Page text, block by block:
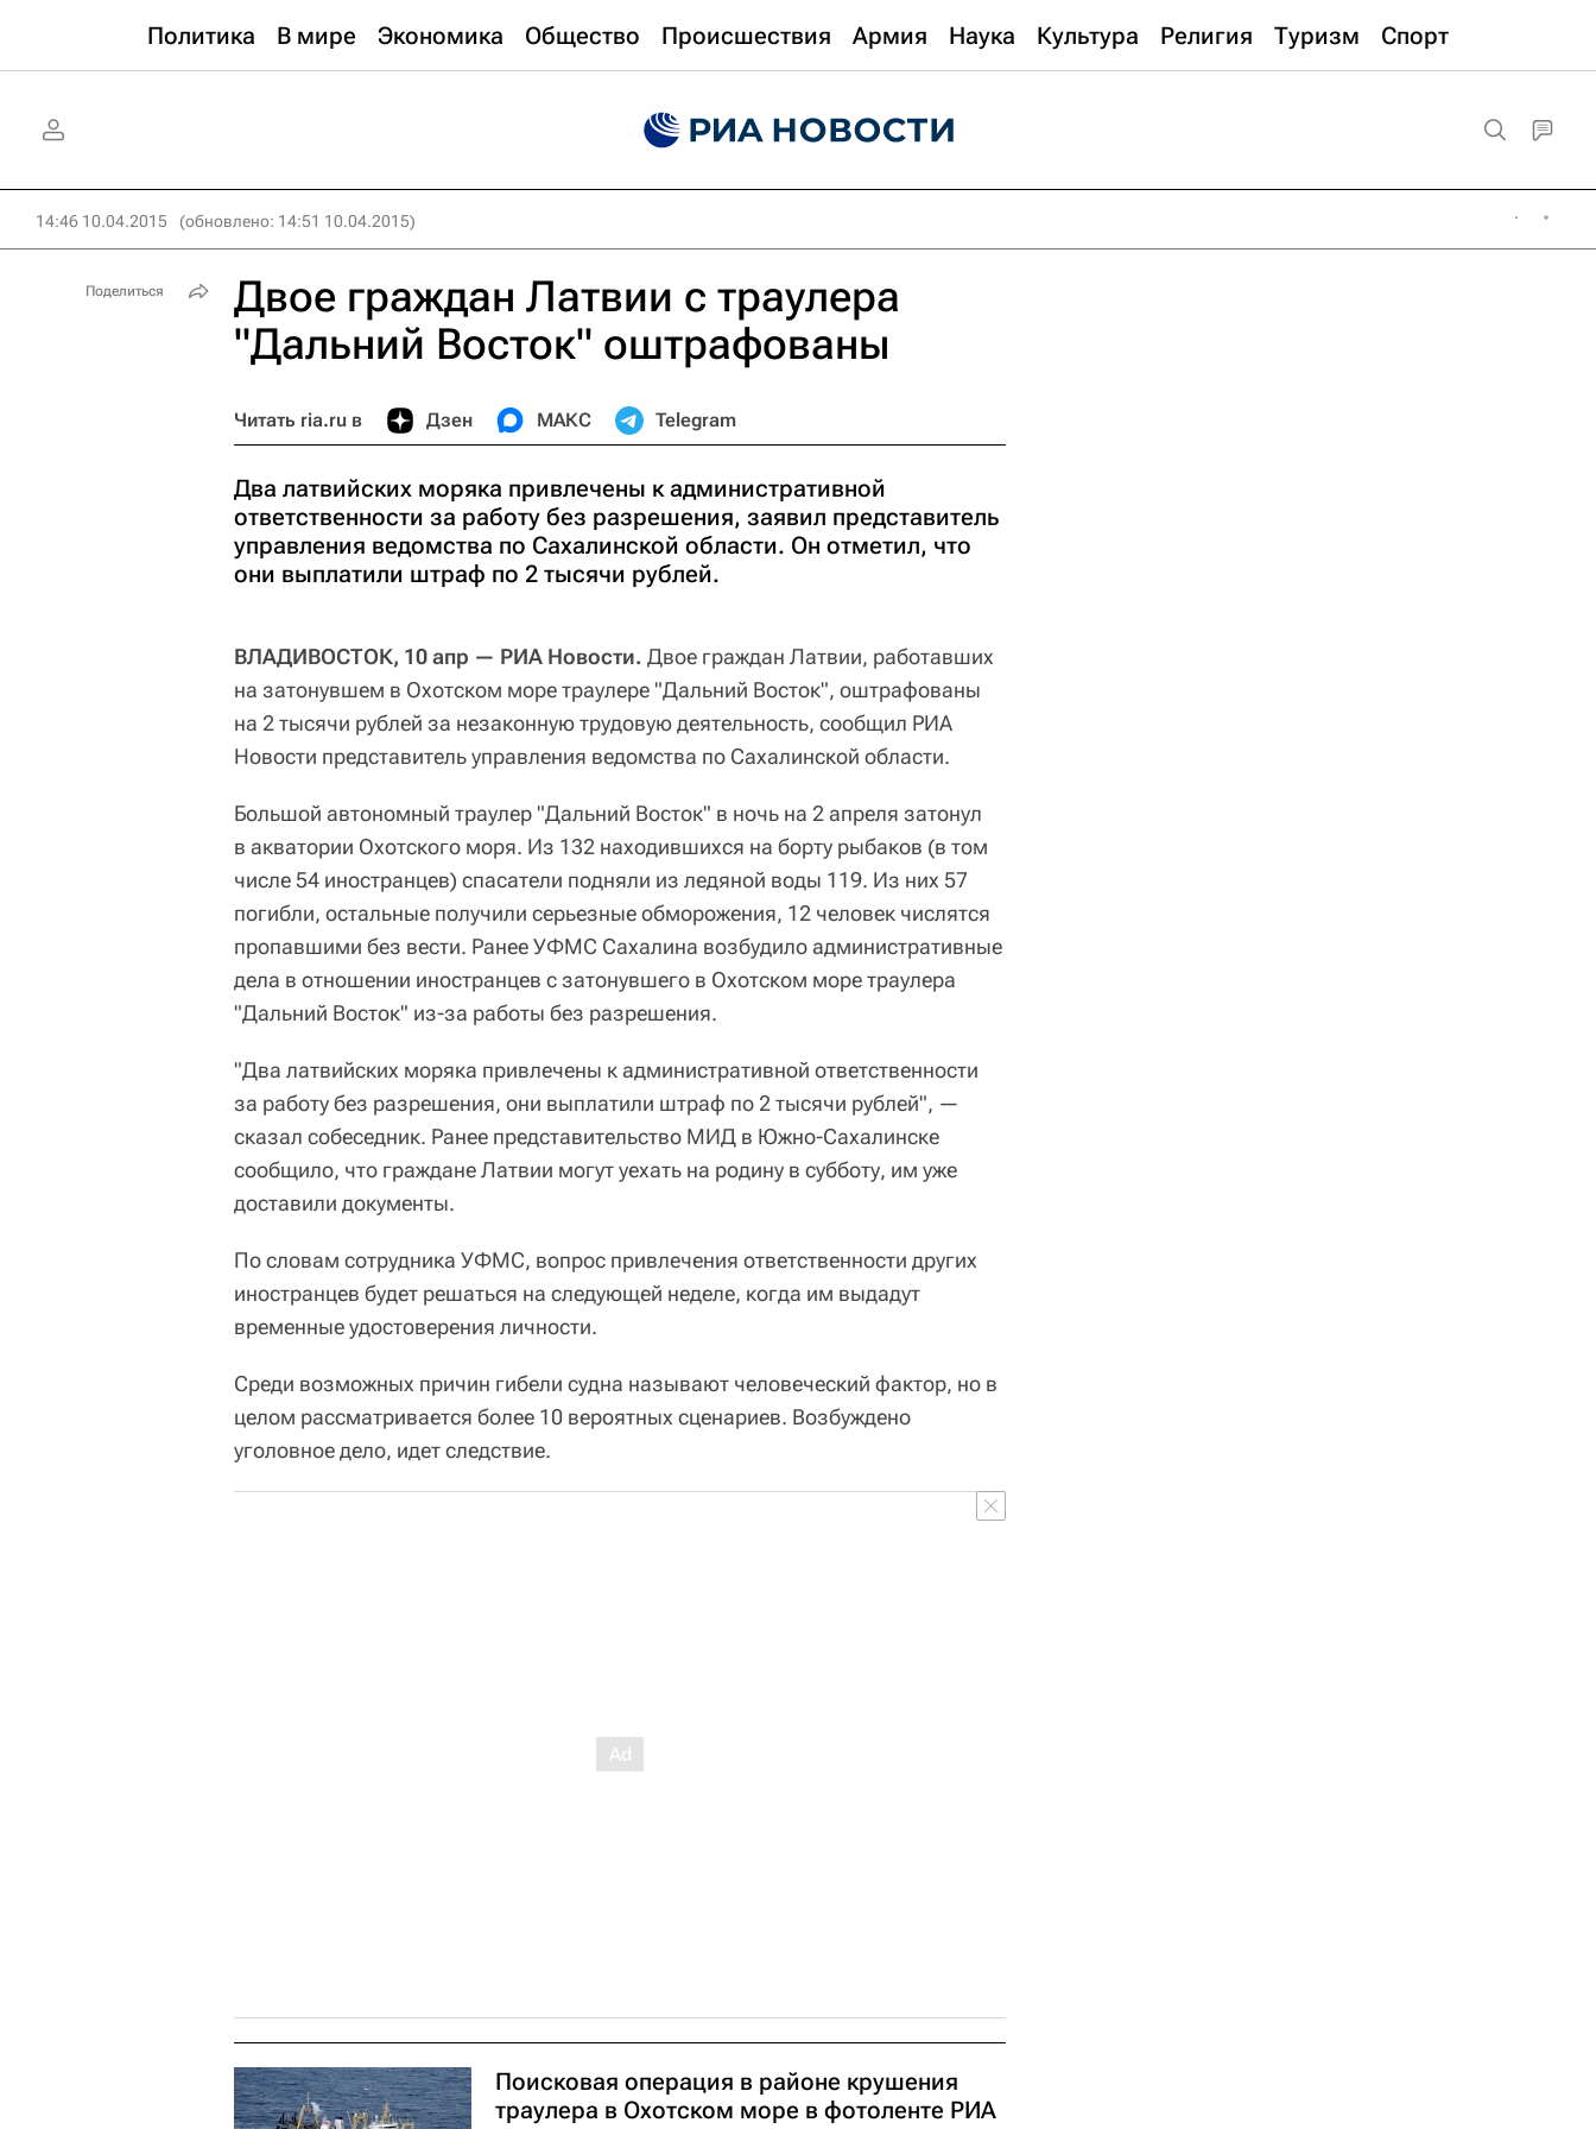
Политика В мире Экономика Общество Происшествия Армия Наука Культура Религия Туризм Спорт
14:46 10.04.2015 (обновлено: 14:51 10.04.2015)
Двое граждан Латвии с траулера
"Дальний Восток" оштрафованы
Читать ria.ru в Дзен МАКС Telegram
Два латвийских моряка привлечены к административной
ответственности за работу без разрешения, заявил представитель
управления ведомства по Сахалинской области. Он отметил, что
они выплатили штраф по 2 тысячи рублей.
ВЛАДИВОСТОК, 10 апр — РИА Новости. Двое граждан Латвии, работавших
на затонувшем в Охотском море траулере "Дальний Восток", оштрафованы
на 2 тысячи рублей за незаконную трудовую деятельность, сообщил РИА
Новости представитель управления ведомства по Сахалинской области.
Большой автономный траулер "Дальний Восток" в ночь на 2 апреля затонул
в акватории Охотского моря. Из 132 находившихся на борту рыбаков (в том
числе 54 иностранцев) спасатели подняли из ледяной воды 119. Из них 57
погибли, остальные получили серьезные обморожения, 12 человек числятся
пропавшими без вести. Ранее УФМС Сахалина возбудило административные
дела в отношении иностранцев с затонувшего в Охотском море траулера
"Дальний Восток" из-за работы без разрешения.
"Два латвийских моряка привлечены к административной ответственности
за работу без разрешения, они выплатили штраф по 2 тысячи рублей", —
сказал собеседник. Ранее представительство МИД в Южно-Сахалинске
сообщило, что граждане Латвии могут уехать на родину в субботу, им уже
доставили документы.
По словам сотрудника УФМС, вопрос привлечения ответственности других
иностранцев будет решаться на следующей неделе, когда им выдадут
временные удостоверения личности.
Среди возможных причин гибели судна называют человеческий фактор, но в
целом рассматривается более 10 вероятных сценариев. Возбуждено
уголовное дело, идет следствие.
Поисковая операция в районе крушения
траулера в Охотском море в фотоленте РИА
Поделиться